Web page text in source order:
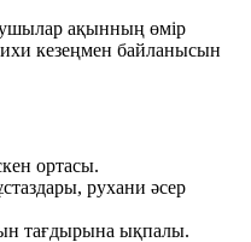
ақынның өмір
кезеңмен байланысын
ортасы.
рухани әсер
тағдырына ықпалы.